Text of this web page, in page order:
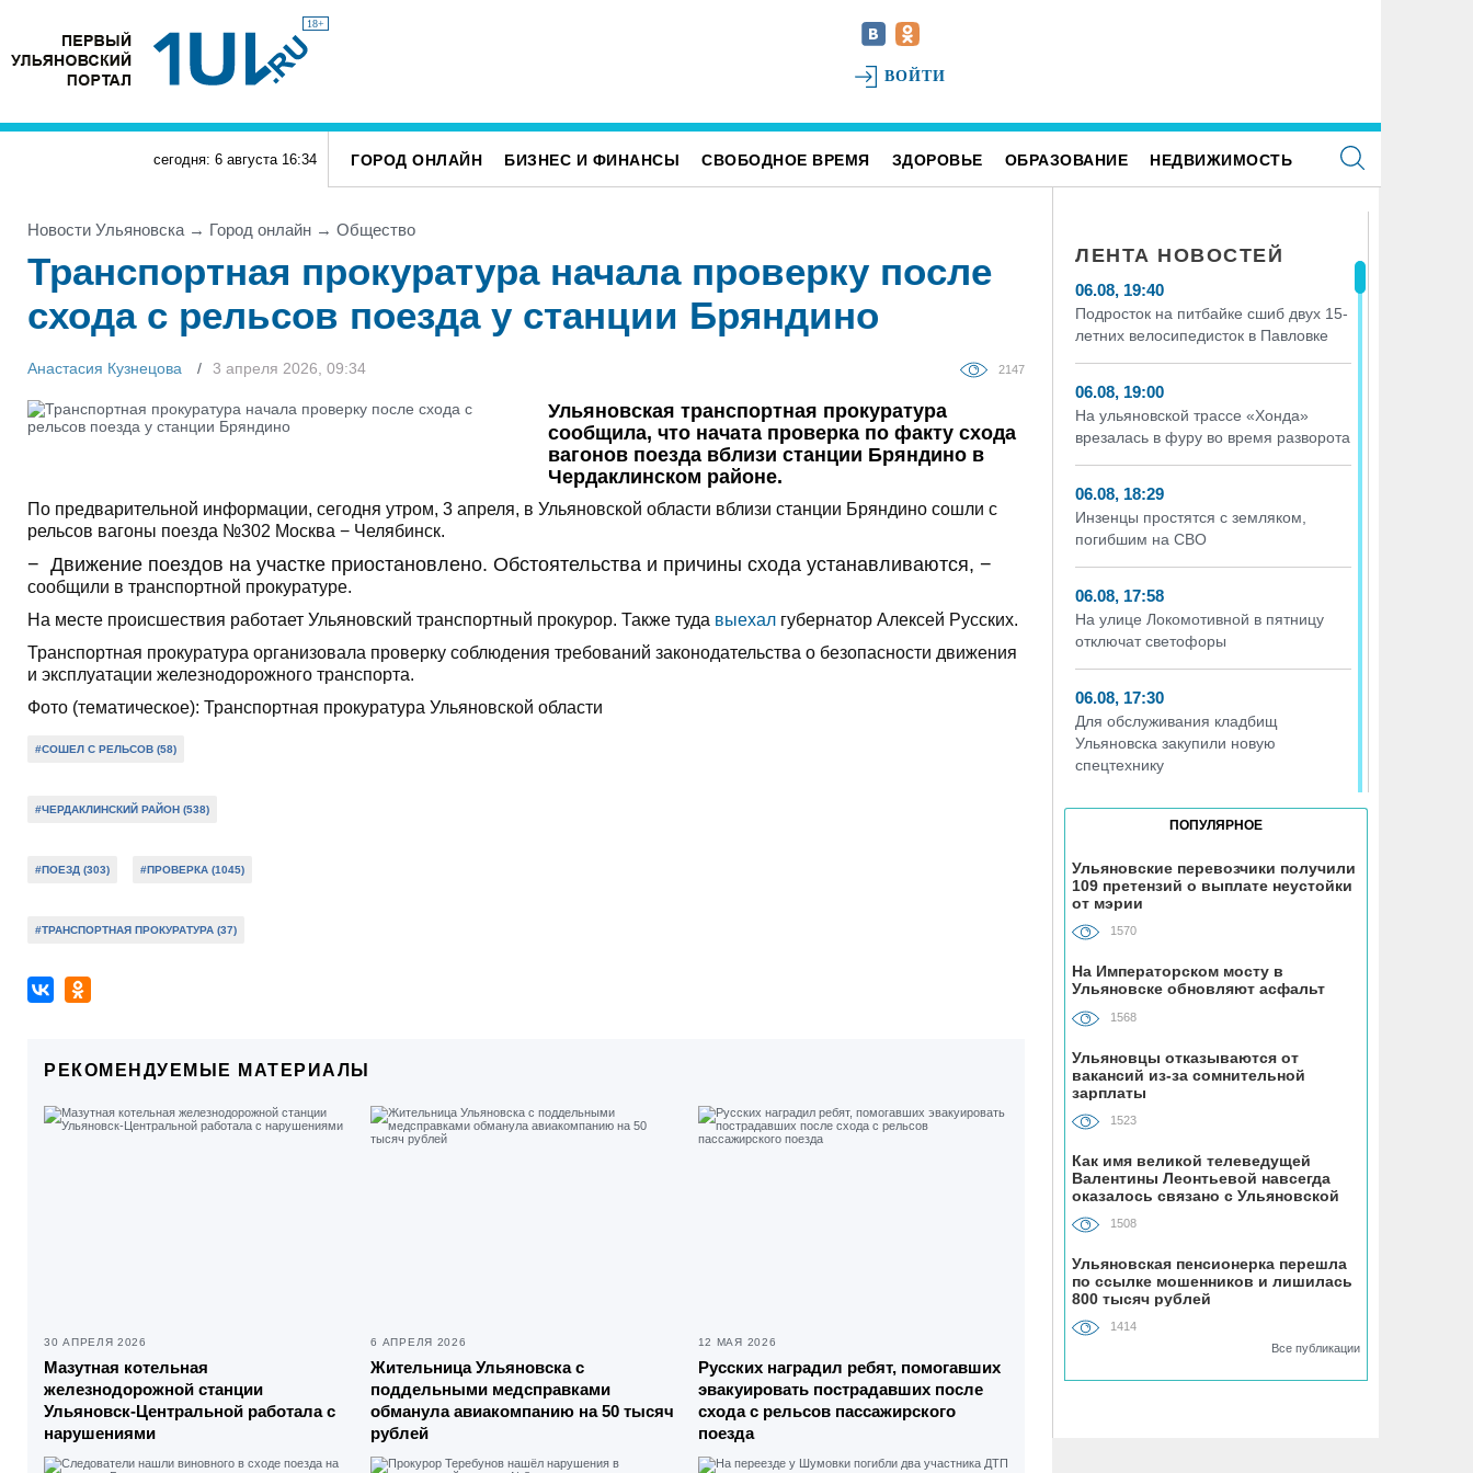
18+
ВОЙТИ
сегодня: 6 августа 16:34 ГОРОД ОНЛАЙН БИЗНЕС И ФИНАНСЫ СВОБОДНОЕ ВРЕМЯ ЗДОРОВЬЕ ОБРАЗОВАНИЕ НЕДВИЖИМОСТЬ
Новости Ульяновска → Город онлайн → Общество
Транспортная прокуратура начала проверку после
схода с рельсов поезда у станции Бряндино
Анастасия Кузнецова 3 апреля 2026, 09:34 2147
Ульяновская транспортная прокуратура
сообщила, что начата проверка по факту схода
вагонов поезда вблизи станции Бряндино в
Чердаклинском районе.
По предварительной информации, сегодня утром, 3 апреля, в Ульяновской области вблизи станции Бряндино сошли с
рельсов вагоны поезда №302 Москва − Челябинск.
− Движение поездов на участке приостановлено. Обстоятельства и причины схода устанавливаются, −
сообщили в транспортной прокуратуре.
На месте происшествия работает Ульяновский транспортный прокурор. Также туда выехал губернатор Алексей Русских.
Транспортная прокуратура организовала проверку соблюдения требований законодательства о безопасности движения
и эксплуатации железнодорожного транспорта.
Фото (тематическое): Транспортная прокуратура Ульяновской области
#СОШЕЛ С РЕЛЬСОВ (58)
#ЧЕРДАКЛИНСКИЙ РАЙОН (538)
#ПОЕЗД (303) #ПРОВЕРКА (1045)
#ТРАНСПОРТНАЯ ПРОКУРАТУРА (37)
РЕКОМЕНДУЕМЫЕ МАТЕРИАЛЫ
30 АПРЕЛЯ 2026
Мазутная котельная
железнодорожной станции
Ульяновск-Центральной работала с
нарушениями
6 АПРЕЛЯ 2026
Жительница Ульяновска с
поддельными медсправками
обманула авиакомпанию на 50 тысяч
рублей
12 МАЯ 2026
Русских наградил ребят, помогавших
эвакуировать пострадавших после
схода с рельсов пассажирского
поезда
ЛЕНТА НОВОСТЕЙ
06.08, 19:40
Подросток на питбайке сшиб двух 15-
летних велосипедисток в Павловке
06.08, 19:00
На ульяновской трассе «Хонда»
врезалась в фуру во время разворота
06.08, 18:29
Инзенцы простятся с земляком,
погибшим на СВО
06.08, 17:58
На улице Локомотивной в пятницу
отключат светофоры
06.08, 17:30
Для обслуживания кладбищ
Ульяновска закупили новую
спецтехнику
смена категорий кешбэка создает
волны спроса
06.08, 17:00
В ульяновской школе №7
устанавливают «умные» тренажёры с
QR-кодами
06.08, 16:22
В Ульяновске на месяц перекрыли
участок улицы Ефремова
06.08, 15:59
На здании травмпункта в Ульяновске
появилась мемориальная доска в
честь Рылеева
06.08, 15:29
Прокурор Теребунов нашёл
нарушения в ульяновской колонии
ПОПУЛЯРНОЕ
Ульяновские перевозчики получили
109 претензий о выплате неустойки
от мэрии
1570
На Императорском мосту в
Ульяновске обновляют асфальт
1568
Ульяновцы отказываются от
вакансий из-за сомнительной
зарплаты
1523
Как имя великой телеведущей
Валентины Леонтьевой навсегда
оказалось связано с Ульяновской
областью
1508
Ульяновская пенсионерка перешла
по ссылке мошенников и лишилась
800 тысяч рублей
1414
Все публикации